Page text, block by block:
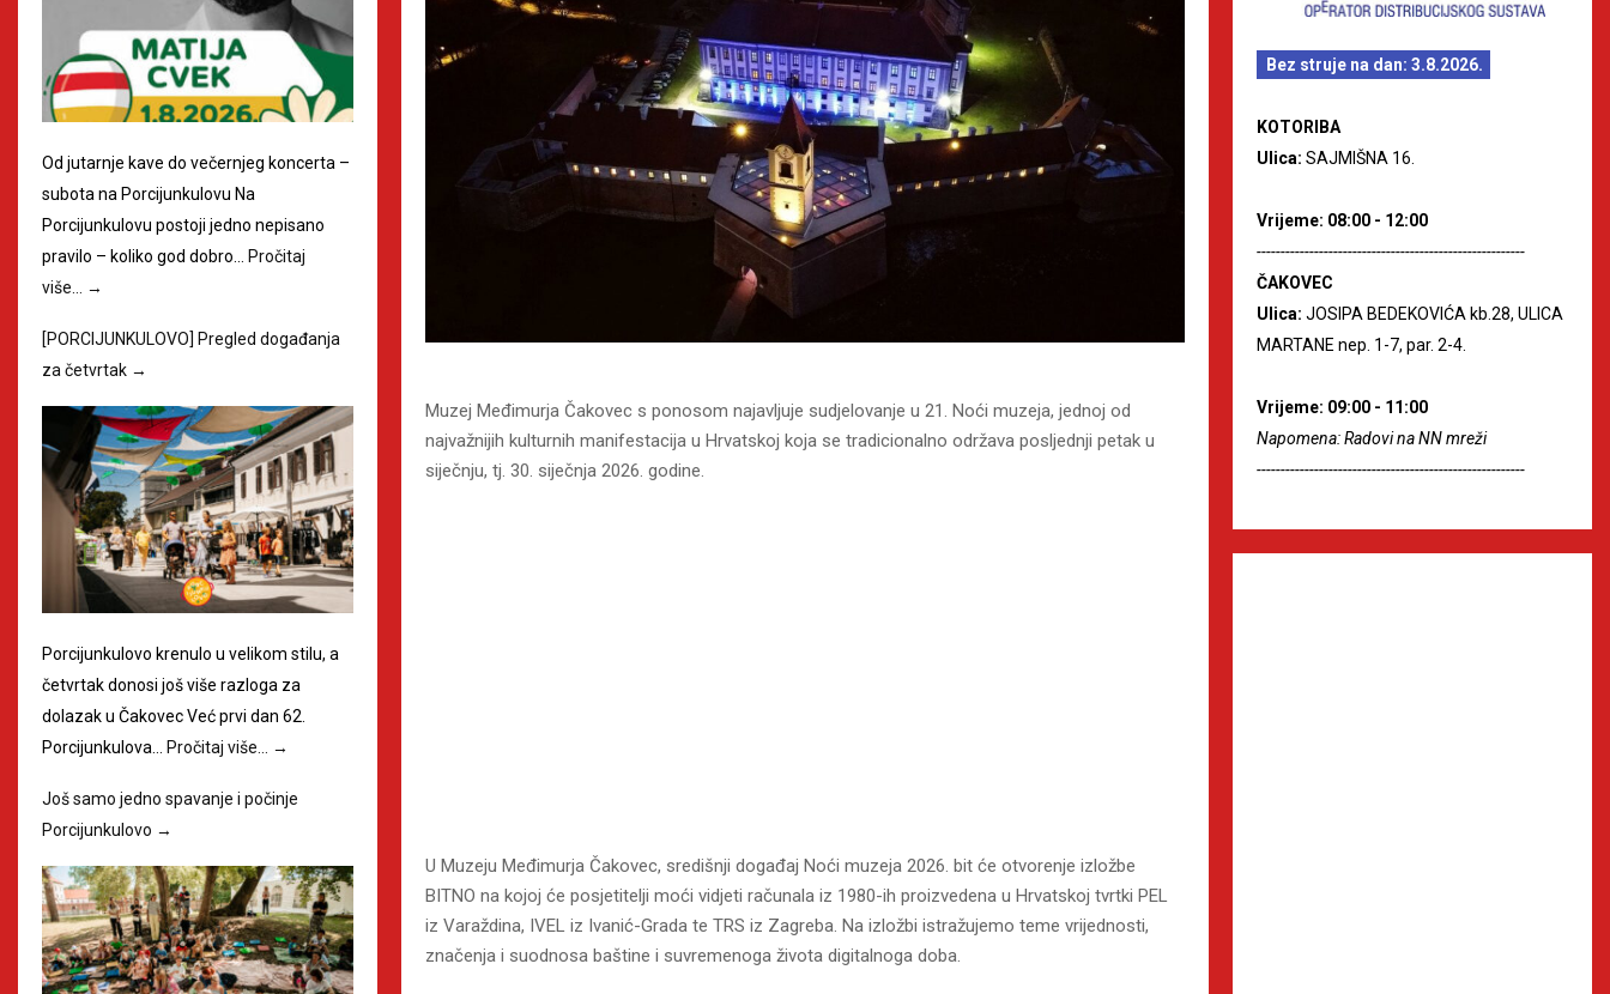
Muzej Međimurja Čakovec s ponosom najavljuje sudjelovanje u 21. Noći muzeja, jednoj od
najvažnijih kulturnih manifestacija u Hrvatskoj koja se tradicionalno održava posljednji petak u
siječnju, tj. 30. siječnja 2026. godine.
U Muzeju Međimurja Čakovec, središnji događaj Noći muzeja 2026. bit će otvorenje izložbe
BITNO na kojoj će posjetitelji moći vidjeti računala iz 1980-ih proizvedena u Hrvatskoj tvrtki PEL
iz Varaždina, IVEL iz Ivanić-Grada te TRS iz Zagreba. Na izložbi istražujemo teme vrijednosti,
značenja i suodnosa baštine i suvremenoga života digitalnoga doba.
Od jutarnje kave do večernjeg koncerta –
subota na Porcijunkulovu Na
Porcijunkulovu postoji jedno nepisano
pravilo – koliko god dobro… Pročitaj
više… →
[PORCIJUNKULOVO] Pregled događanja
za četvrtak →
Porcijunkulovo krenulo u velikom stilu, a
četvrtak donosi još više razloga za
dolazak u Čakovec Već prvi dan 62.
Porcijunkulova…
Pročitaj više… →
Još samo jedno spavanje i počinje
Porcijunkulovo →
Bez struje na dan: 3.8.2026.
KOTORIBA
Ulica: SAJMIŠNA 16.
Vrijeme: 08:00 - 12:00
--------------------------------------------------------
ČAKOVEC
Ulica: JOSIPA BEDEKOVIĆA kb.28, ULICA
MARTANE nep. 1-7, par. 2-4.
Vrijeme: 09:00 - 11:00
Napomena: Radovi na NN mreži
--------------------------------------------------------